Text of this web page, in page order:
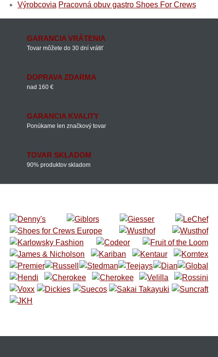
Výrobcovia Pracovná obuv gastro Shoes For Crews
GARANCIA VRÁTENIA
Tovar môžete do 30 dní vrátiť
DOPRAVA ZDARMA
nad 160 €
GARANCIA KVALITY
Ponúkame len značkový tovar
TOVAR SKLADOM
90% produktov skladom